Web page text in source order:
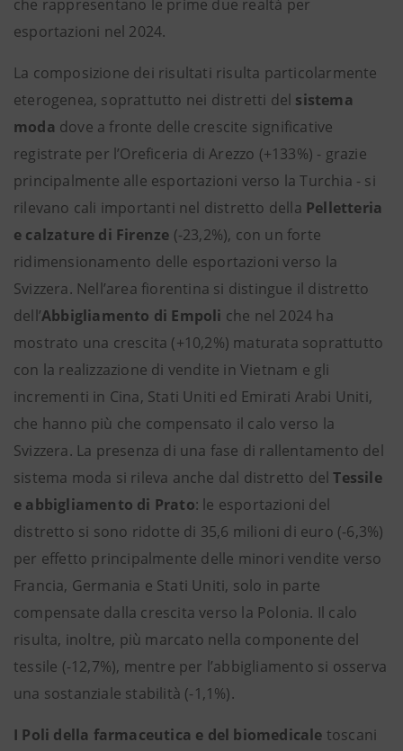
che rappresentano le prime due realtà per
esportazioni nel 2024.
La composizione dei risultati risulta particolarmente
eterogenea, soprattutto nei distretti del sistema
moda dove a fronte delle crescite significative
registrate per l’Oreficeria di Arezzo (+133%) - grazie
principalmente alle esportazioni verso la Turchia - si
rilevano cali importanti nel distretto della Pelletteria
e calzature di Firenze (-23,2%), con un forte
ridimensionamento delle esportazioni verso la
Svizzera. Nell’area fiorentina si distingue il distretto
dell’Abbigliamento di Empoli che nel 2024 ha
mostrato una crescita (+10,2%) maturata soprattutto
con la realizzazione di vendite in Vietnam e gli
incrementi in Cina, Stati Uniti ed Emirati Arabi Uniti,
che hanno più che compensato il calo verso la
Svizzera. La presenza di una fase di rallentamento del
sistema moda si rileva anche dal distretto delTessile
e abbigliamento di Prato: le esportazioni del
distretto si sono ridotte di 35,6 milioni di euro (-6,3%)
per effetto principalmente delle minori vendite verso
Francia, Germania e Stati Uniti, solo in parte
compensate dalla crescita verso la Polonia. Il calo
risulta, inoltre, più marcato nella componente del
tessile (-12,7%), mentre per l’abbigliamento si osserva
una sostanziale stabilità (-1,1%).
I Poli della farmaceutica e del biomedicale toscani